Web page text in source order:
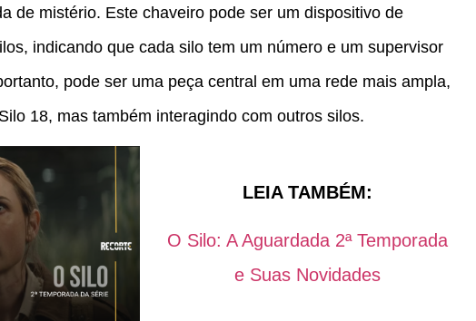
de mistério. Este chaveiro pode ser um dispositivo de
indicando que cada silo tem um número e um supervisor
pode ser uma peça central em uma rede mais ampla,
18, mas também interagindo com outros silos.
LEIA TAMBÉM:
O Silo: A Aguardada 2ª Temporada
e Suas Novidades